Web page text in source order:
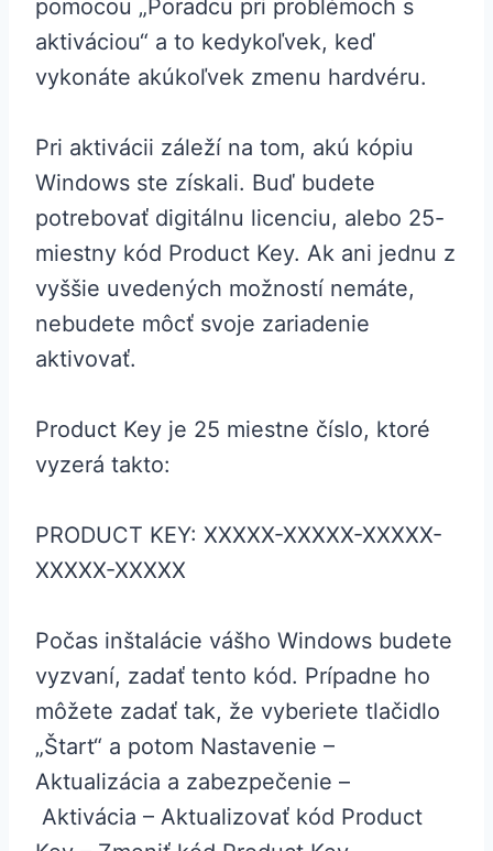
pomocou „Poradcu pri problémoch s
aktiváciou“ a to kedykoľvek, keď
vykonáte akúkoľvek zmenu hardvéru.
Pri aktivácii záleží na tom, akú kópiu
Windows ste získali. Buď budete
potrebovať digitálnu licenciu, alebo 25-
miestny kód Product Key. Ak ani jednu z
vyššie uvedených možností nemáte,
nebudete môcť svoje zariadenie
aktivovať.
Product Key je 25 miestne číslo, ktoré
vyzerá takto:
PRODUCT KEY: XXXXX-XXXXX-XXXXX-
XXXXX-XXXXX
Počas inštalácie vášho Windows budete
vyzvaní, zadať tento kód. Prípadne ho
môžete zadať tak, že vyberiete tlačidlo
„Štart“ a potom Nastavenie –
Aktualizácia a zabezpečenie –
Aktivácia – Aktualizovať kód Product